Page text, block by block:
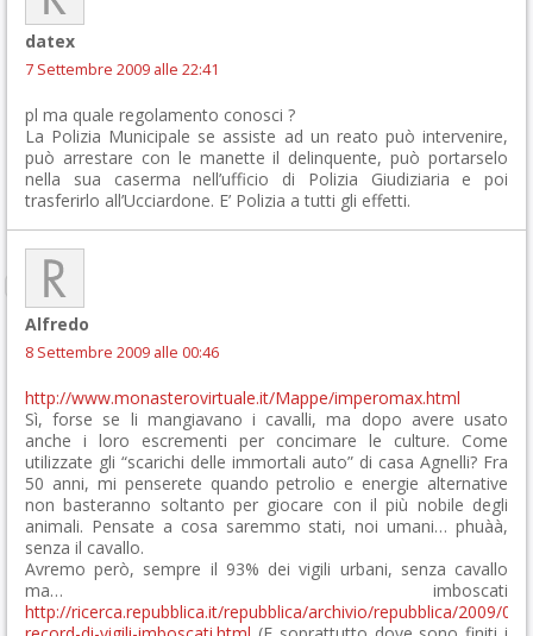
datex
7 Settembre 2009 alle 22:41
pl ma quale regolamento conosci ?
La Polizia Municipale se assiste ad un reato può intervenire,
può arrestare con le manette il delinquente, può portarselo
nella sua caserma nell’ufficio di Polizia Giudiziaria e poi
trasferirlo all’Ucciardone. E’ Polizia a tutti gli effetti.
Alfredo
8 Settembre 2009 alle 00:46
http://www.monasterovirtuale.it/Mappe/imperomax.html
Sì, forse se li mangiavano i cavalli, ma dopo avere usato
anche i loro escrementi per concimare le culture. Come
utilizzate gli “scarichi delle immortali auto” di casa Agnelli? Fra
50 anni, mi penserete quando petrolio e energie alternative
non basteranno soltanto per giocare con il più nobile degli
animali. Pensate a cosa saremmo stati, noi umani… phuàà,
senza il cavallo.
Avremo però, sempre il 93% dei vigili urbani, senza cavallo
ma… imboscati
http://ricerca.repubblica.it/repubblica/archivio/repubblica/2009/